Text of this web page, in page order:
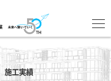
施工実績